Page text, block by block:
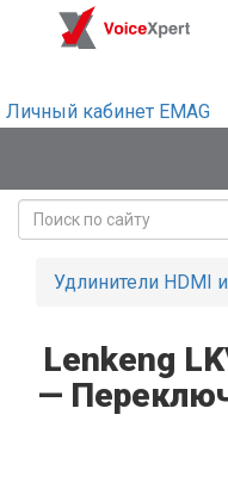
Личный кабинет EMAG
Удлинители HDMI
Lenkeng
—